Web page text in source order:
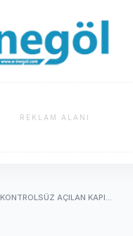
REKLAM ALANI
KONTROLSÜZ AÇILAN KAPI...